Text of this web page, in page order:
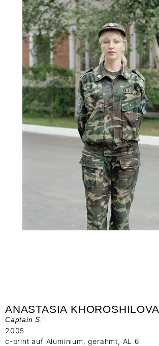
ANASTASIA KHOROSHILOVA
Captain S.
2005
c-print auf Aluminium, gerahmt, AL 6